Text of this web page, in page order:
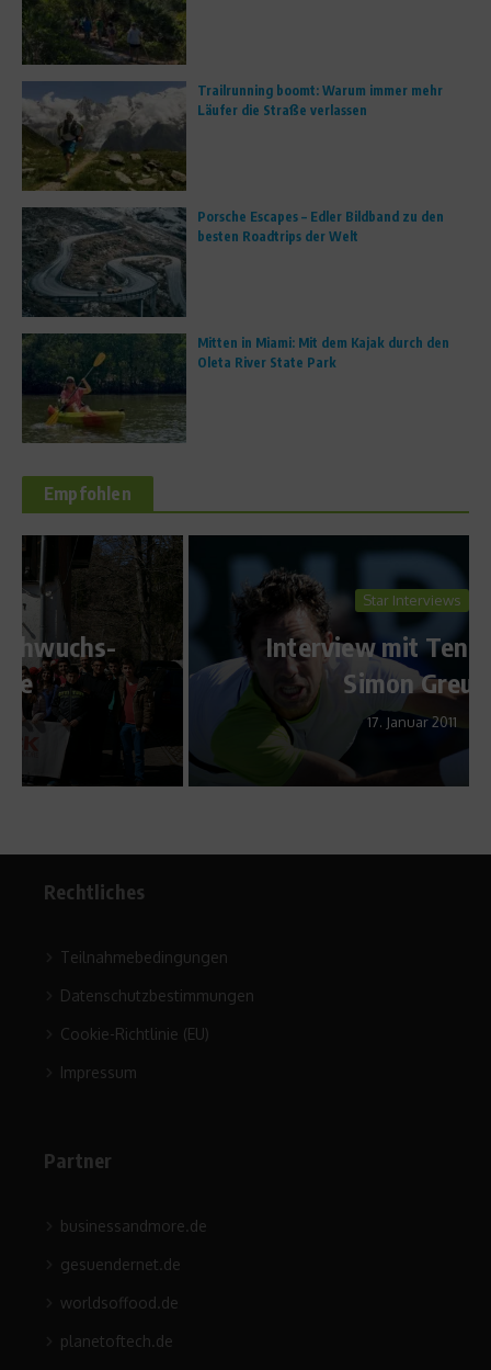
Trailrunning boomt: Warum immer mehr
Läufer die Straße verlassen
Porsche Escapes – Edler Bildband zu den
besten Roadtrips der Welt
Mitten in Miami: Mit dem Kajak durch den
Oleta River State Park
Empfohlen
Star Interviews
Interview mit Tennisprofi
Simon Greul
17. Januar 2011
Rechtliches
Teilnahmebedingungen
Datenschutzbestimmungen
Cookie-Richtlinie (EU)
Impressum
Partner
businessandmore.de
gesuendernet.de
worldsoffood.de
planetoftech.de